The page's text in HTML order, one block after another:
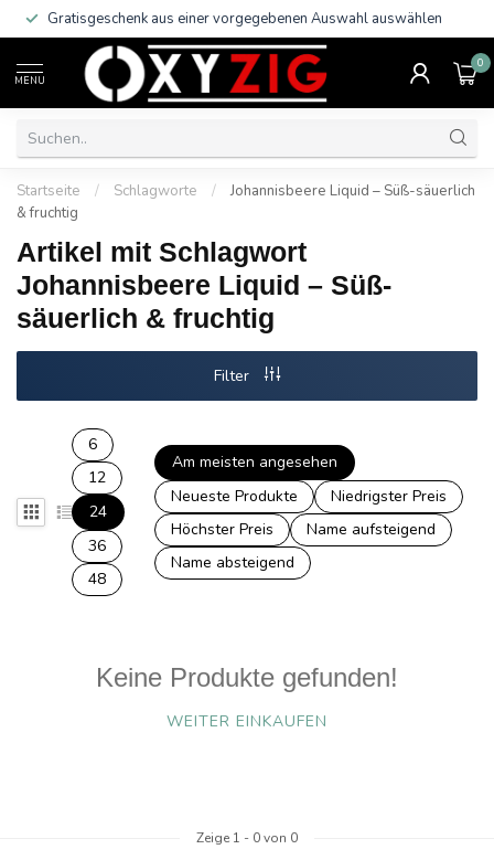
Gratisgeschenk aus einer vorgegebenen Auswahl auswählen
MENU
0
Startseite / Schlagworte /
Johannisbeere Liquid – Süß-säuerlich
& fruchtig
Artikel mit Schlagwort
Johannisbeere Liquid – Süß-
säuerlich & fruchtig
Filter
6
12
24
36
48
Am meisten angesehen
Neueste Produkte
Niedrigster Preis
Höchster Preis
Name aufsteigend
Name absteigend
Keine Produkte gefunden!
WEITER EINKAUFEN
Zeige 1 - 0von 0